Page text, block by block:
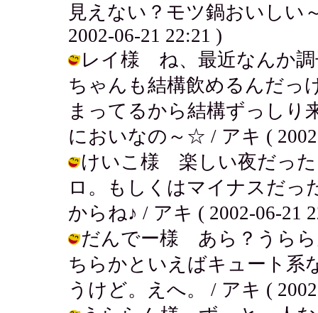
見えない？モツ鍋おいしい
2002-06-21 22:21 )
レイ様 ね、最近なんか調
ちゃんも結構飲めるんだ
まってるから結構ずっしり
においなの～☆ / アキ (
けいこ様 楽しい夜だった
ロ。もしくはマイナスだっ
からね♪ / アキ ( 2002-06-21
だんでー様 あら？うらら
ちらかといえばキュート系
うけど。えへ。 / アキ (